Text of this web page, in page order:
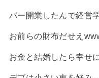
バー開業したんで経営
お前らの財布だせえ
お金と結婚したら幸せ